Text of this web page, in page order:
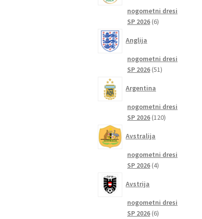
nogometni dresi
SP 2026 66
Anglija
nogometni dresi
SP 2026 5151
Argentina
nogometni dresi
SP 2026 120120
Avstralija
nogometni dresi
SP 2026 44
Avstrija
nogometni dresi
SP 2026 66